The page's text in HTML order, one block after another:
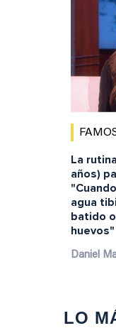
La
años)
agua
batido
huevos"
Daniel
LO